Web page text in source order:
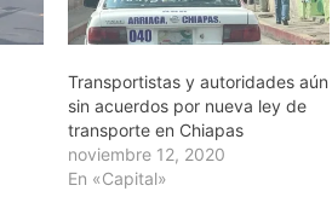
Transportistas y autoridades aún
sin acuerdos por nueva ley de
transporte en Chiapas
noviembre 12, 2020
En «Capital»